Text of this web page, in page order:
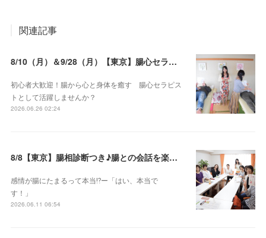
関連記事
8/10（月）＆9/28（月）【東京】腸心セラピスト養成コース《２日間コース》開講決定
初心者大歓迎！腸から心と身体を癒す 腸心セラピス
トとして活躍しませんか？
2026.06.26 02:24
8/8【東京】腸相診断つき♪腸との会話を楽しむ♡腸心セラピー♪お試し体験会
感情が腸にたまるって本当⁉️ー「はい、本当で
す！」
2026.06.11 06:54